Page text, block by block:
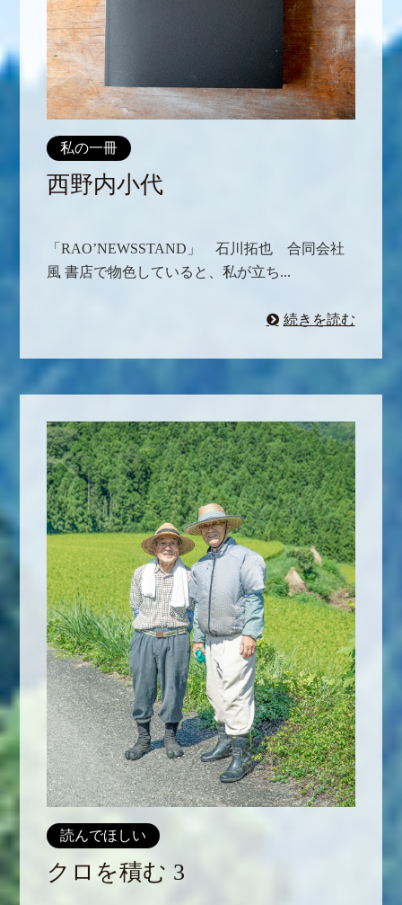
私の一冊
西野内小代
「RAO’NEWSSTAND」 石川拓也 合同会社
風 書店で物色していると、私が立ち...
続きを読む
読んでほしい
クロを積む 3